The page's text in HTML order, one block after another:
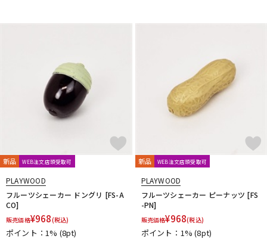
新品 WEB注文店頭受取可
PLAYWOOD
フルーツシェーカー ドングリ [FS-A
CO]
販売価格¥968(税込)
ポイント：1% (8pt)
新品 WEB注文店頭受取可
PLAYWOOD
フルーツシェーカー ピーナッツ [FS
-PN]
販売価格¥968(税込)
ポイント：1%(8pt)